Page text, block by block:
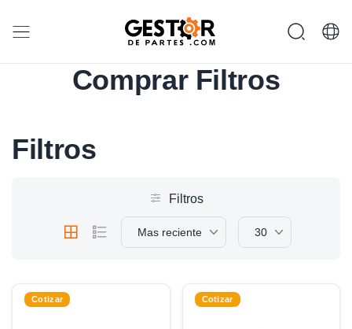
Comprar Filtros
Filtros
Filtros
Mas reciente 30
Cotizar Cotizar